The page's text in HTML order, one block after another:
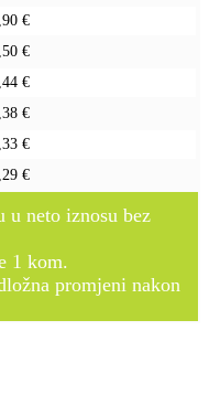
€
€
€
€
€
€
u neto iznosu bez
1 kom.
promjeni nakon